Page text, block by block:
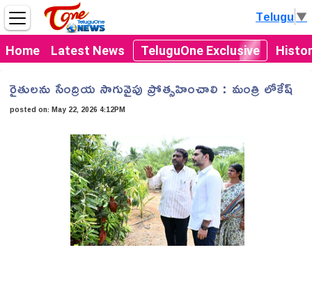
Home Latest News TeluguOne Exclusive
Telugu▼
రైతులను సేంద్రియ సాగువైపు ప్రోత్సహించాలి : మంత్రి లోకేష్
posted on:May 22, 2026 4:12PM